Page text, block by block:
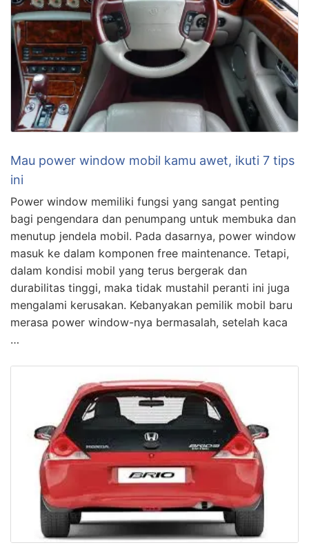
Mau power window mobil kamu awet, ikuti 7 tips
ini
Power window memiliki fungsi yang sangat penting
bagi pengendara dan penumpang untuk membuka dan
menutup jendela mobil. Pada dasarnya, power window
masuk ke dalam komponen free maintenance. Tetapi,
dalam kondisi mobil yang terus bergerak dan
durabilitas tinggi, maka tidak mustahil peranti ini juga
mengalami kerusakan. Kebanyakan pemilik mobil baru
merasa power window-nya bermasalah, setelah kaca
…